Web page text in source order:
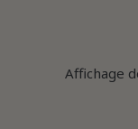
Affichage